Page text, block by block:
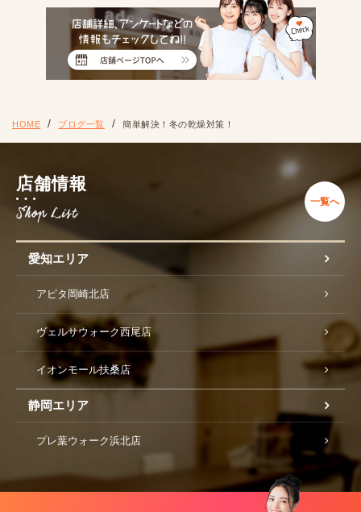
HOME ブログ一覧 簡単解決！冬の乾燥対策！
店舗情報
一覧へ
愛知エリア
アピタ岡崎北店
ヴェルサウォーク西尾店
イオンモール扶桑店
静岡エリア
プレ葉ウォーク浜北店